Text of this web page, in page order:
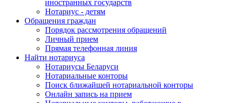
иностранных государств
Нотариус - детям
Обращения граждан
Порядок рассмотрения обращений
Личный прием
Прямая телефонная линия
Найти нотариуса
Нотариусы Беларуси
Нотариальные конторы
Поиск ближайшей нотариальной конторы
Онлайн запись на прием